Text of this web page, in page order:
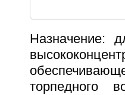
Назначение:
торпедного